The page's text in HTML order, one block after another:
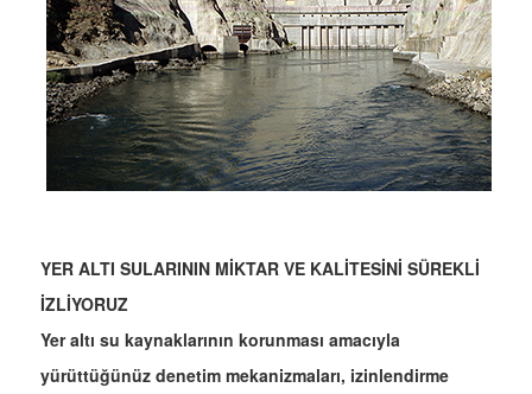
YER ALTI SULARININ MİKTAR VE KALİTESİNİ SÜREKLİ
İZLİYORUZ
Yer altı su kaynaklarının korunması amacıyla
yürüttüğünüz denetim mekanizmaları, izinlendirme